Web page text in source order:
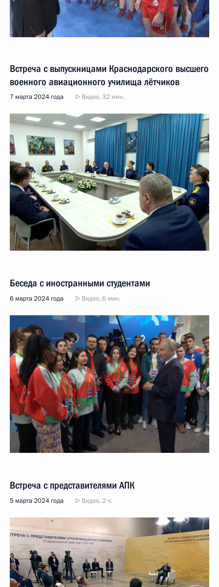
Встреча с выпускницами Краснодарского высшего
военного авиационного училища лётчиков
7 марта 2024 года Видео, 32 мин.
Беседа с иностранными студентами
6 марта 2024 года Видео, 6 мин.
Встреча с представителями АПК
5 марта 2024 года Видео, 2 ч.